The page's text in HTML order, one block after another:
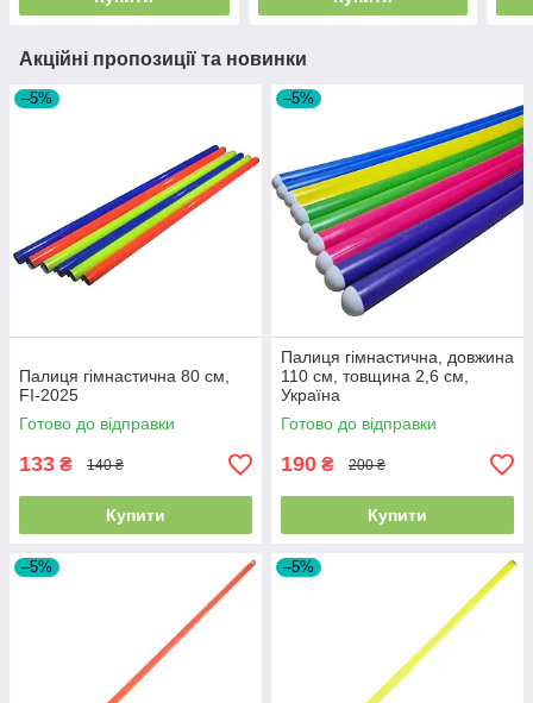
Акційні пропозиції та новинки
–5%
Палиця гімнастична 80 см,
FI-2025
Готово до відправки
133 ₴ 140 ₴
Купити
–5%
Палиця гімнастична, довжина
110 см, товщина 2,6 см,
Україна
Готово до відправки
190 ₴ 200 ₴
Купити
–5% –5%